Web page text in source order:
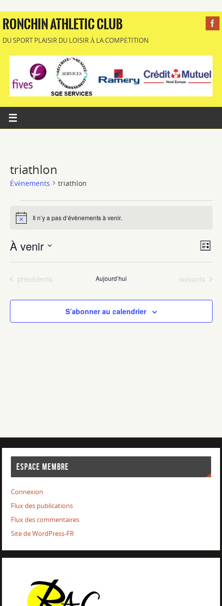
RONCHIN ATHLETIC CLUB
DU SPORT PLAISIR DU LOISIR À LA COMPÉTITION
triathlon
Évènements triathlon
Notice Il n’y a pas d’évènements à venir.
Liste
À venir
date.Évènements
précédents Aujourd’hui Évènements
suivants
S’abonner au calendrier
ESPACE MEMBRE
Connexion
Flux des publications
Flux des commentaires
Site de WordPress-FR